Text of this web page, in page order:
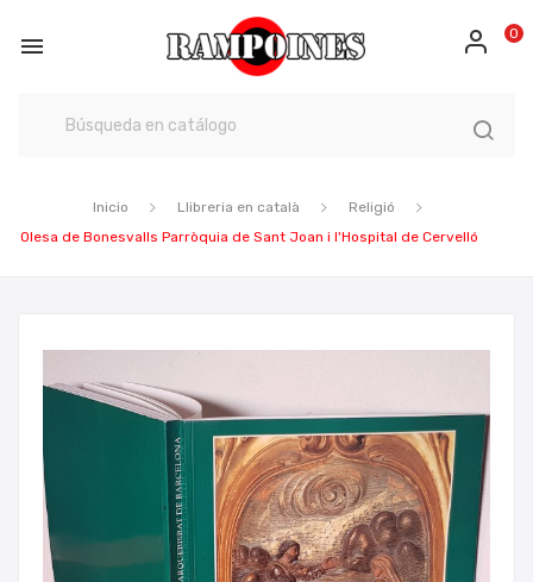
 0
Inicio Llibreria en català
Religió
Olesa de Bonesvalls Parròquia de Sant Joan i l'Hospital de Cervelló